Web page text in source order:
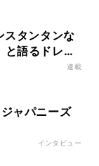
スタンタンな
語るドレス
連載
ャパニーズ
インタビュー